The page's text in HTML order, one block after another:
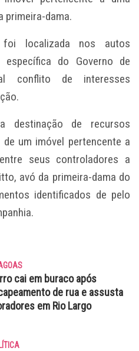
primeira-dama.
localizada nos autos
específica do Governo de
conflito de interesses
destinação de recursos
um imóvel pertencente a
seus controladores a
avó da primeira-dama do
identificados de pelo
cai em buraco após
de rua e assusta
em Rio Largo